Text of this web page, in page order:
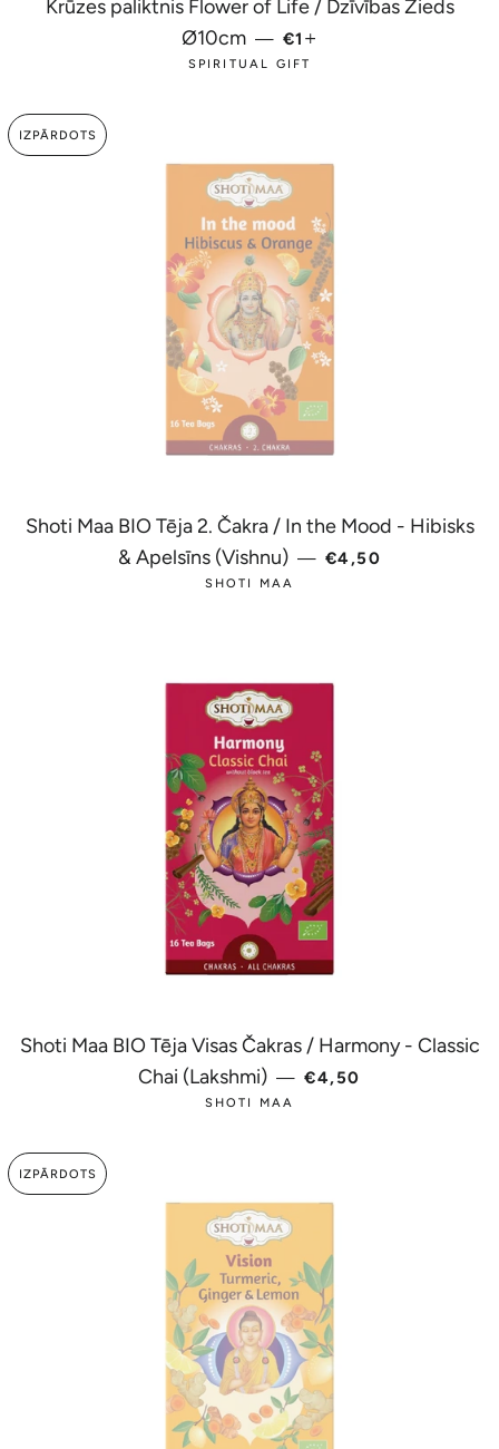
Krūzes paliktnis Flower of Life / Dzīvības Zieds
Ø10cm — PARASTĀ CENA
€1
SPIRITUAL GIFT
IZPĀRDOTS
Shoti Maa BIO Tēja 2. Čakra / In the Mood - Hibisks
& Apelsīns (Vishnu) — PARASTĀ CENA
€4,50
SHOTI MAA
Shoti Maa BIO Tēja Visas Čakras / Harmony - Classic
Chai (Lakshmi) — PARASTĀ CENA
€4,50
SHOTI MAA
IZPĀRDOTS